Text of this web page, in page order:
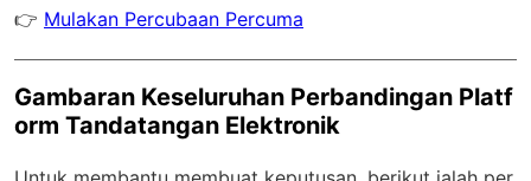
👉 Mulakan Percubaan Percuma
Gambaran Keseluruhan Perbandingan Platf
orm Tandatangan Elektronik